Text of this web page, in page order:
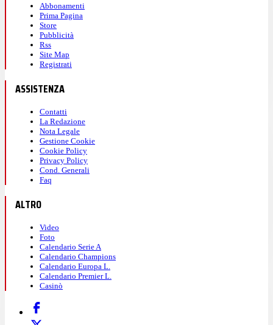
Abbonamenti
Prima Pagina
Store
Pubblicità
Rss
Site Map
Registrati
ASSISTENZA
Contatti
La Redazione
Nota Legale
Gestione Cookie
Cookie Policy
Privacy Policy
Cond. Generali
Faq
ALTRO
Video
Foto
Calendario Serie A
Calendario Champions
Calendario Europa L.
Calendario Premier L.
Casinò